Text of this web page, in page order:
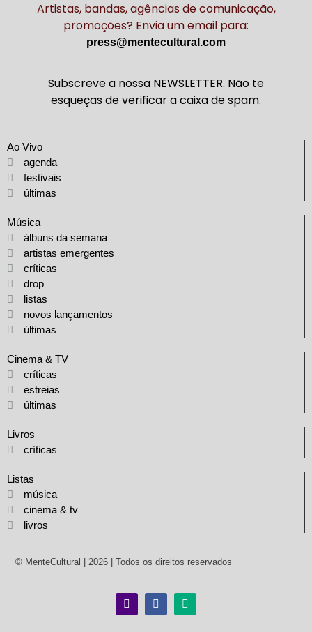
Artistas, bandas, agências de comunicação,
promoções? Envia um email para:
press@mentecultural.com
Subscreve a nossa NEWSLETTER. Não te
esqueças de verificar a caixa de spam.
Ao Vivo
agenda
festivais
últimas
Música
álbuns da semana
artistas emergentes
críticas
drop
listas
novos lançamentos
últimas
Cinema & TV
críticas
estreias
últimas
Livros
críticas
Listas
música
cinema & tv
livros
© MenteCultural | 2026 | Todos os direitos reservados